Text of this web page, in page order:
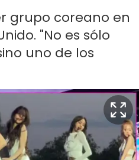
grupo coreano en
"No es sólo
uno de los